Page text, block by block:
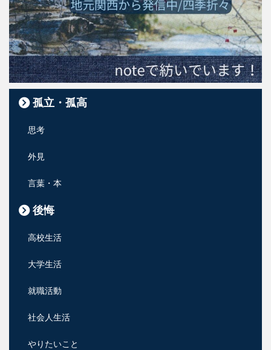
孤立・孤高
思考
外見
言葉・本
後悔
高校生活
大学生活
就職活動
社会人生活
やりたいこと